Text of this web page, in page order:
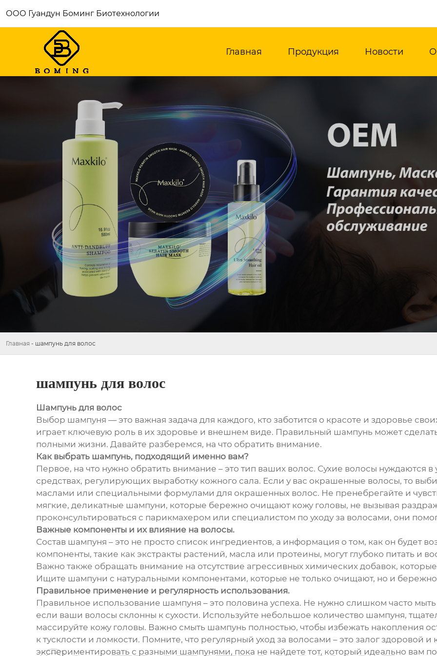
ООО Гуандун Боминг Биотехнологии
Главная Продукция Новости
Главная - шампунь для волос
шампунь для волос
Шампунь для волос
Выбор шампуня — это важная задача для каждого, кто заботится о красоте и здоровье
играет ключевую роль в их здоровье и внешнем виде. Правильный шампунь может
полными жизни. Давайте разберемся, на что обратить внимание.
Как выбрать шампунь, подходящий именно вам?
Первое, на что нужно обратить внимание – это тип ваших волос. Сухие волосы нуждаются
средствах, регулирующих выработку кожного сала. Если у вас окрашенные волосы, то
маслами или специальными формулами для окрашенных волос. Не пренебрегайте и
мягкие, деликатные шампуни, которые бережно очищают кожу головы, не вызывая
проконсультироваться с парикмахером или специалистом по уходу за волосами, они
Важные компоненты и их влияние на волосы.
Состав шампуня – это не просто список ингредиентов, а информация о том, как он будет
компоненты, такие как экстракты растений, масла или протеины, могут глубоко питать и
Важно также обращать внимание на отсутствие агрессивных химических добавок,
Ищите шампуни с натуральными компонентами, которые не только очищают, но и бережно
Правильное применение и регулярность использования.
Правильное использование шампуня – это половина успеха. Не нужно слишком часто
если ваши волосы склонны к сухости. Используйте небольшое количество шампуня,
массируйте кожу головы. Важно смыть шампунь полностью, чтобы избежать накопления
к тусклости и ломкости. Помните, что регулярный уход за волосами – это залог
экспериментировать с разными шампунями, пока не найдете тот, который идеально вам